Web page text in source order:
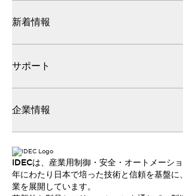
新着情報
サポート
企業情報
IDECは、産業用制御・安全・オートメーシ
年にわたり日本で培った技術と信頼を基盤に
業を展開しています。